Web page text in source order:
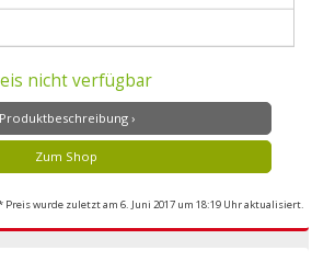
nicht verfügbar
Produktbeschreibung ›
Zum Shop
Preis wurde zuletzt am 6. Juni 2017 um 18:19 Uhr aktualisiert.